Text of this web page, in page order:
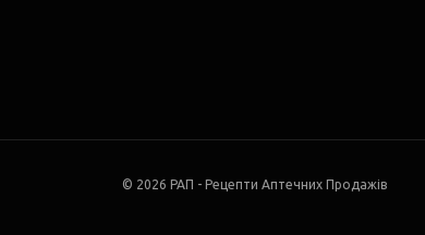
© 2026 РАП - Рецепти Аптечних Продажів